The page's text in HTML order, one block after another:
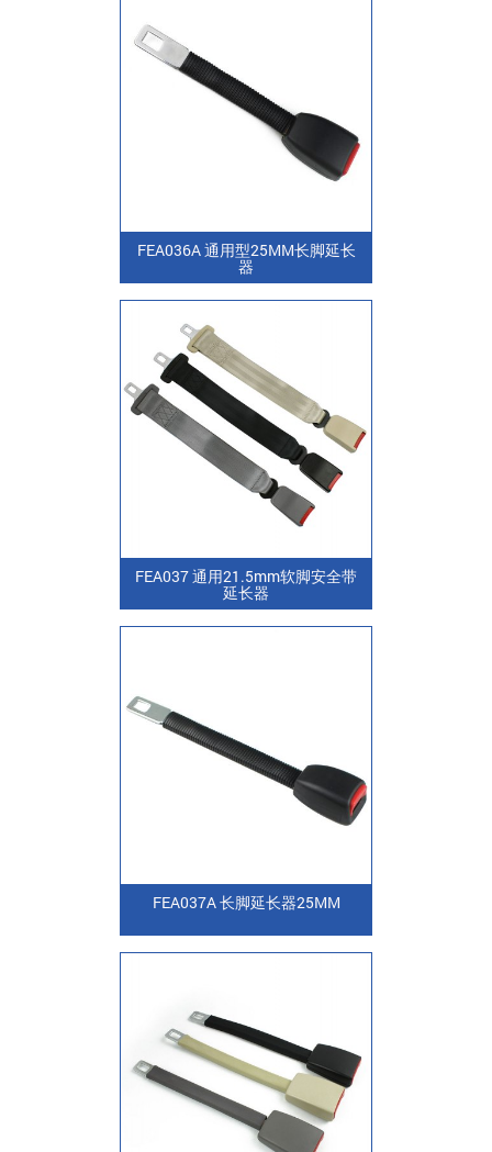
FEA036A 通用型25MM长脚延长
器
FEA037 通用21.5mm软脚安全带
延长器
FEA037A 长脚延长器25MM